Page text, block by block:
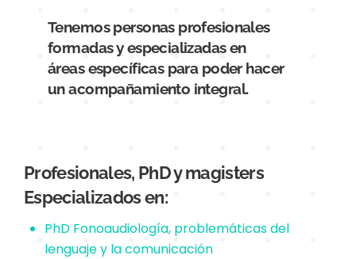
Tenemos personas profesionales
formadas y especializadas en
áreas específicas para poder hacer
un acompañamiento integral.
Profesionales, PhD y magisters
Especializados en:
PhD Fonoaudiología, problemáticas del
lenguaje y la comunicación